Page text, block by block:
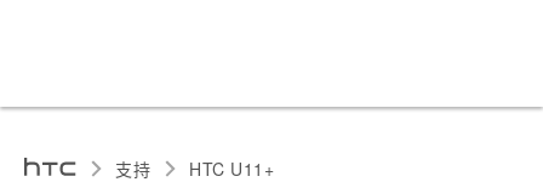
支持 HTC U11+‎